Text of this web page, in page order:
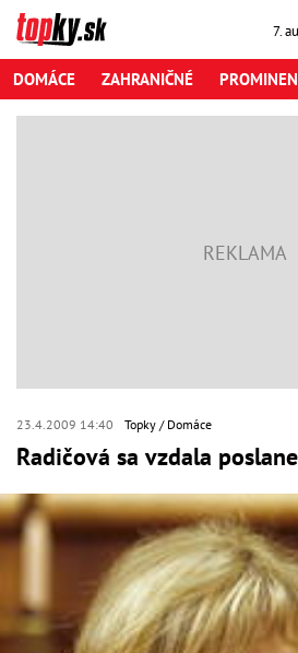
7.
DOMÁCE ZAHRANIČNÉ
23.4.2009 14:40 Topky Domáce
Radičová sa vzdala